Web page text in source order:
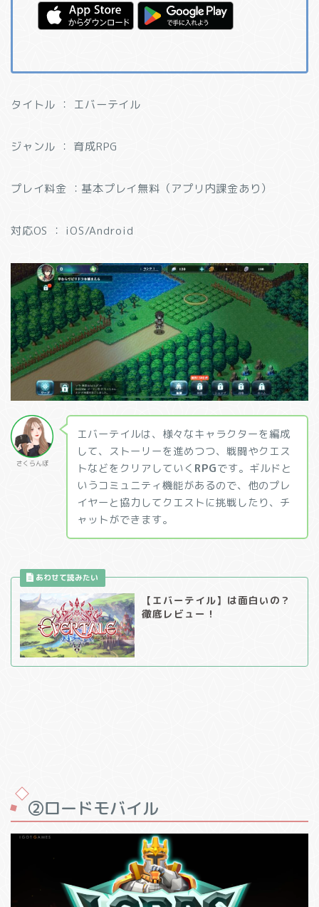
タイトル ： エバーテイル
ジャンル ： 育成RPG
プレイ料金 ：基本プレイ無料（アプリ内課金あり）
対応OS ： iOS/Android
さくらんぼ
エバーテイルは、様々なキャラクターを編成
して、ストーリーを進めつつ、戦闘やクエス
トなどをクリアしていく RPGです。ギルドと
いうコミュニティ機能があるので、他のプレ
イヤーと協力してクエストに挑戦したり、チ
ャットができます。
【エバーテイル】は面白いの？
徹底レビュー！
②ロードモバイル